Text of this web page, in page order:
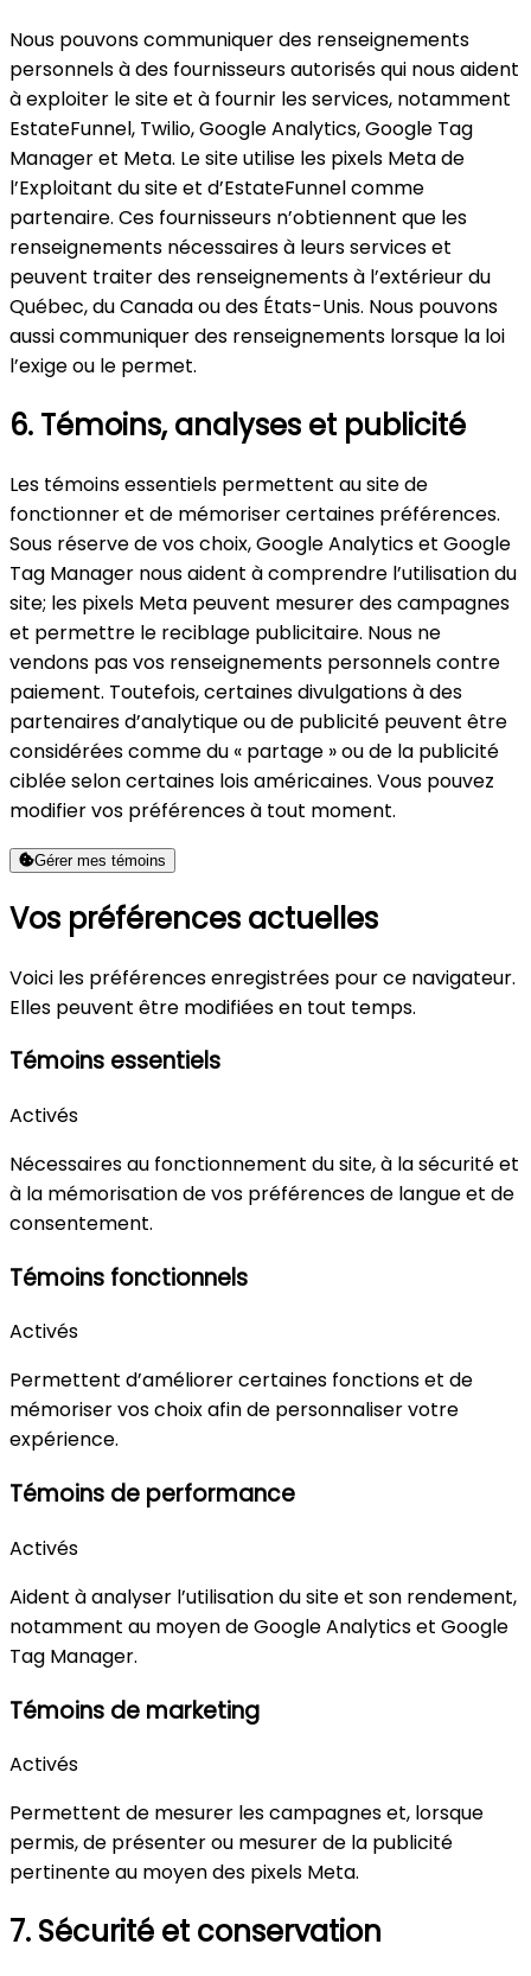
Nous pouvons communiquer des renseignements
personnels à des fournisseurs autorisés qui nous aident
à exploiter le site et à fournir les services, notamment
EstateFunnel, Twilio, Google Analytics, Google Tag
Manager et Meta. Le site utilise les pixels Meta de
l’Exploitant du site et d’EstateFunnel comme
partenaire. Ces fournisseurs n’obtiennent que les
renseignements nécessaires à leurs services et
peuvent traiter des renseignements à l’extérieur du
Québec, du Canada ou des États-Unis. Nous pouvons
aussi communiquer des renseignements lorsque la loi
l’exige ou le permet.
6. Témoins, analyses et publicité
Les témoins essentiels permettent au site de
fonctionner et de mémoriser certaines préférences.
Sous réserve de vos choix, Google Analytics et Google
Tag Manager nous aident à comprendre l’utilisation du
site; les pixels Meta peuvent mesurer des campagnes
et permettre le reciblage publicitaire. Nous ne
vendons pas vos renseignements personnels contre
paiement. Toutefois, certaines divulgations à des
partenaires d’analytique ou de publicité peuvent être
considérées comme du « partage » ou de la publicité
ciblée selon certaines lois américaines. Vous pouvez
modifier vos préférences à tout moment.
Gérer mes témoins
Vos préférences actuelles
Voici les préférences enregistrées pour ce navigateur.
Elles peuvent être modifiées en tout temps.
Témoins essentiels
Activés
Nécessaires au fonctionnement du site, à la sécurité et
à la mémorisation de vos préférences de langue et de
consentement.
Témoins fonctionnels
Activés
Permettent d’améliorer certaines fonctions et de
mémoriser vos choix afin de personnaliser votre
expérience.
Témoins de performance
Activés
Aident à analyser l’utilisation du site et son rendement,
notamment au moyen de Google Analytics et Google
Tag Manager.
Témoins de marketing
Activés
Permettent de mesurer les campagnes et, lorsque
permis, de présenter ou mesurer de la publicité
pertinente au moyen des pixels Meta.
7. Sécurité et conservation